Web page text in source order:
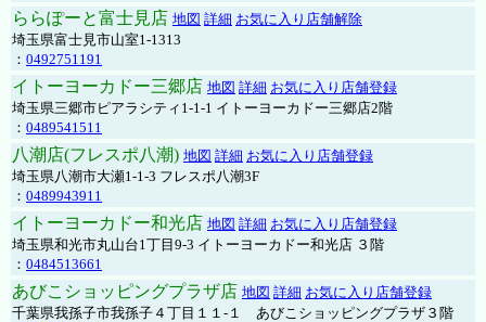
ららぽーと富士見店 地図 詳細 お気に入り店舗解除
埼玉県富士見市山室1-1313
： 0492751191
イトーヨーカドー三郷店 地図 詳細 お気に入り店舗登録
埼玉県三郷市ピアラシティ1-1-1 イトーヨーカドー三郷店2階
： 0489541511
八潮店(フレスポ八潮) 地図 詳細 お気に入り店舗登録
埼玉県八潮市大瀬1-1-3 フレスポ八潮3F
： 0489943911
イトーヨーカドー和光店 地図 詳細 お気に入り店舗登録
埼玉県和光市丸山台1丁目9-3 イトーヨーカドー和光店 ３階
： 0484513661
あびこショッピングプラザ店 地図 詳細 お気に入り店舗登録
千葉県我孫子市我孫子４丁目１１-１ あびこショッピングプラザ３階